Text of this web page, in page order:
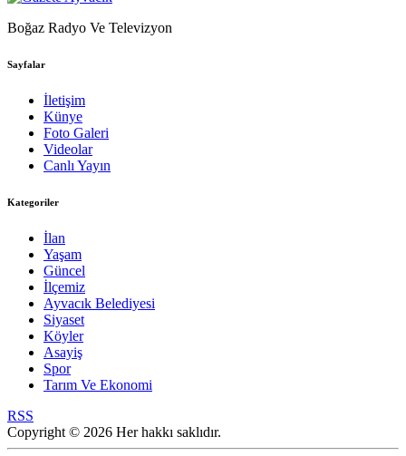
Boğaz Radyo Ve Televizyon
Sayfalar
İletişim
Künye
Foto Galeri
Videolar
Canlı Yayın
Kategoriler
İlan
Yaşam
Güncel
İlçemiz
Ayvacık Belediyesi
Siyaset
Köyler
Asayiş
Spor
Tarım Ve Ekonomi
RSS
Copyright © 2026 Her hakkı saklıdır.